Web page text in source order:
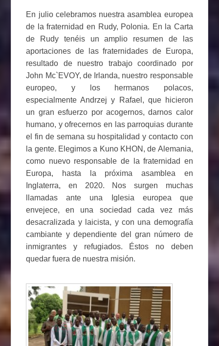
En julio celebramos nuestra asamblea europea
de la fraternidad en Rudy, Polonia. En la Carta
de Rudy tenéis un amplio resumen de las
aportaciones de las fraternidades de Europa,
resultado de nuestro trabajo coordinado por
John Mc`EVOY, de Irlanda, nuestro responsable
europeo, y los hermanos polacos,
especialmente Andrzej y Rafael, que hicieron
un gran esfuerzo por acogernos, darnos calor
humano, y ofrecernos en las parroquias durante
el fin de semana su hospitalidad y contacto con
la gente. Elegimos a Kuno KHON, de Alemania,
como nuevo responsable de la fraternidad en
Europa, hasta la próxima asamblea en
Inglaterra, en 2020. Nos surgen muchas
llamadas ante una Iglesia europea que
envejece, en una sociedad cada vez más
desacralizada y laicista, y con una demografía
cambiante y dependiente del gran número de
inmigrantes y refugiados. Éstos no deben
quedar fuera de nuestra misión.